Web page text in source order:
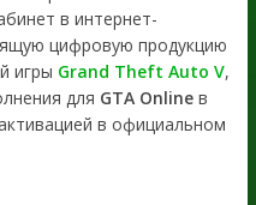
в интернет-
цифровую продукцию
игры Grand Theft Auto V,
для GTA Onlineв
в официальном